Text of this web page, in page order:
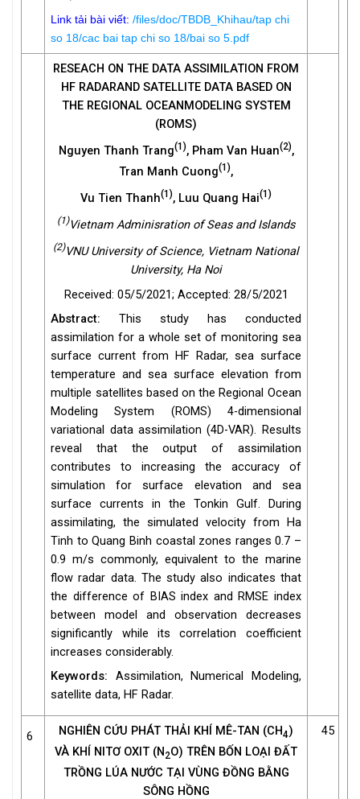
Link tải bài viết:/files/doc/TBDB_Khihau/tap chi
so 18/cac bai tap chi so 18/bai so 5.pdf
RESEACH ON THE DATA ASSIMILATION FROM
HF RADARAND SATELLITE DATA BASED ON
THE REGIONAL OCEANMODELING SYSTEM
(ROMS)
Nguyen Thanh Trang(1), Pham Van Huan(2),
Tran Manh Cuong(1),
Vu Tien Thanh(1), Luu Quang Hai(1)
(1)Vietnam Adminisration of Seas and Islands
(2)VNU University of Science, Vietnam National
University, Ha Noi
Received: 05/5/2021; Accepted: 28/5/2021
Abstract:This study has conducted
assimilation for a whole set of monitoring sea
surface current from HF Radar, sea surface
temperature and sea surface elevation from
multiple satellites based on the Regional Ocean
Modeling System (ROMS) 4-dimensional
variational data assimilation (4D-VAR). Results
reveal that the output of assimilation
contributes to increasing the accuracy of
simulation for surface elevation and sea
surface currents in the Tonkin Gulf. During
assimilating, the simulated velocity from Ha
Tinh to Quang Binh coastal zones ranges 0.7 –
0.9 m/s commonly, equivalent to the marine
flow radar data. The study also indicates that
the difference of BIAS index and RMSE index
between model and observation decreases
significantly while its correlation coefficient
increases considerably.
Keywords: Assimilation, Numerical Modeling,
satellite data, HF Radar.
6 NGHIÊN CỨU PHÁT THẢI KHÍ MÊ-TAN (CH4)
VÀ KHÍ NITƠ OXIT (N 2O) TRÊN BỐN LOẠI ĐẤT
TRỒNG LÚA NƯỚC TẠI VÙNG ĐỒNG BẰNG
SÔNG HỒNG
45